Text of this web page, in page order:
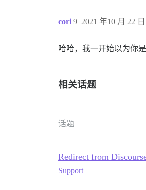
cori 2021 年10 月 22
9
哈哈，我一开始以为你
相关话题
话题
Redirect from
Support